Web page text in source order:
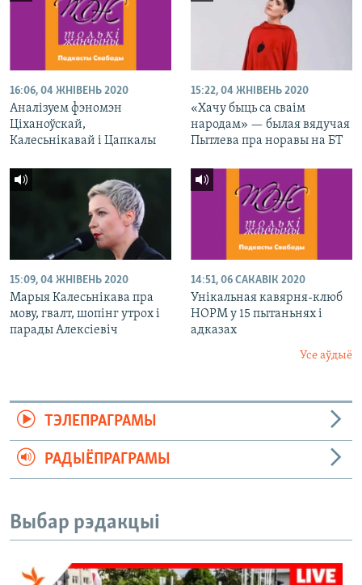
16:06, 04 ЖНІВЕНЬ 2020
Аналізуем фэномэн
Ціханоўскай,
Калесьнікавай і Цапкалы
15:22, 04 ЖНІВЕНЬ 2020
«Хачу быць са сваім
народам» — былая вядучая
Пытлева пра норавы на БТ
15:09, 04 ЖНІВЕНЬ 2020
Марыя Калесьнікава пра
мову, гвалт, шопінг утрох і
парады Алексіевіч
14:51, 06 САКАВІК 2020
Унікальная кавярня-клюб
НОРМ у 15 пытаньнях і
адказах
Усе аўдыё
ТЭЛЕПРАГРАМЫ
РАДЫЁПРАГРАМЫ
Выбар рэдакцыі